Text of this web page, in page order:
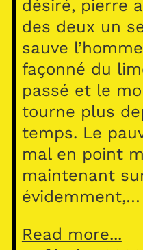
désiré, pierre
des deux un
sauve
façonné du
passé et le
tourne plus
temps. Le
mal en point
maintenant
évidemment,…
Read more...